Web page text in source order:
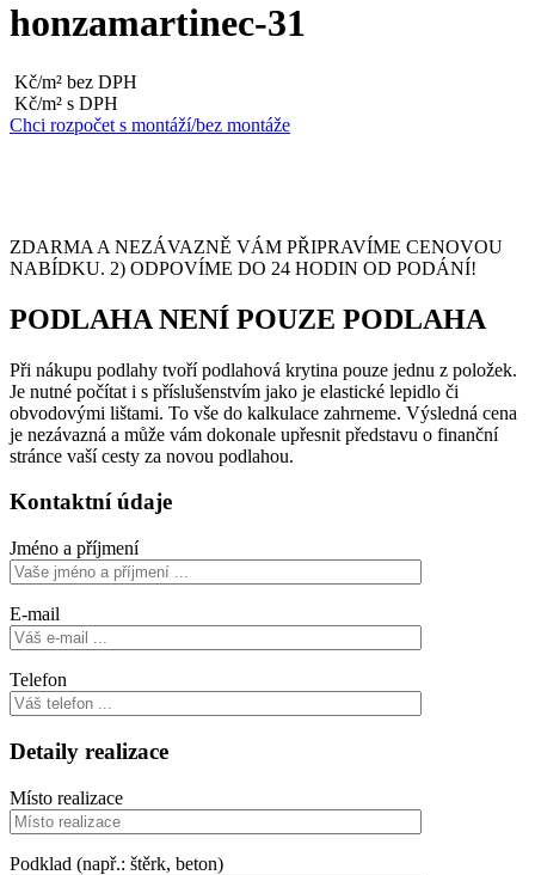
honzamartinec-31
Kč/m² bez DPH
Kč/m² s DPH
Chci rozpočet s montáží/bez montáže
ZDARMA A NEZÁVAZNĚ VÁM PŘIPRAVÍME CENOVOU
NABÍDKU. 2) ODPOVÍME DO 24 HODIN OD PODÁNÍ!
PODLAHA NENÍ POUZE PODLAHA
Při nákupu podlahy tvoří podlahová krytina pouze jednu z položek.
Je nutné počítat i s příslušenstvím jako je elastické lepidlo či
obvodovými lištami. To vše do kalkulace zahrneme. Výsledná cena
je nezávazná a může vám dokonale upřesnit představu o finanční
stránce vaší cesty za novou podlahou.
Kontaktní údaje
Jméno a příjmení
E-mail
Telefon
Detaily realizace
Místo realizace
Podklad (např.: štěrk, beton)